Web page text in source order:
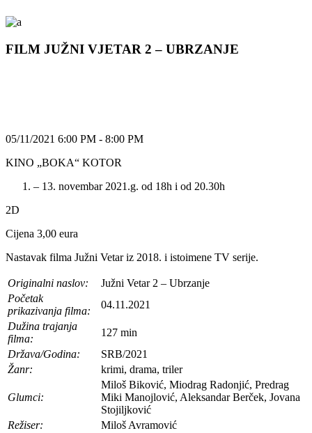
FILM JUŽNI VJETAR 2 – UBRZANJE
05/11/2021 6:00 PM - 8:00 PM
KINO „BOKA“ KOTOR
– 13. novembar 2021.g. od 18h i od 20.30h
2D
Cijena 3,00 eura
Nastavak filma Južni Vetar iz 2018. i istoimene TV serije.
Originalni naslov:
Јužni Vetar 2 – Ubrzanje
Početak
prikazivanja filma:
04.11.2021
Dužina trajanja
filma:
127 min
Država/Godina:
SRB/2021
Žanr:
krimi, drama, triler
Glumci:
Miloš Biković, Miodrag Radonjić, Predrag
Miki Manojlović, Aleksandar Berček, Jovana
Stojiljković
Režiser:
Miloš Avramović